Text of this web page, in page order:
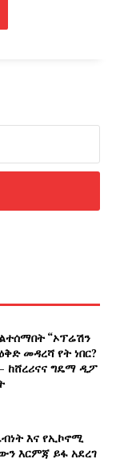
“ኦፕሬሽን
መዳረሻ የት ነበር?
ከሸረሪናና ግዴማ ዲፖ
እና የኢኮኖሚ
እርምጃ ይፋ አደረገ